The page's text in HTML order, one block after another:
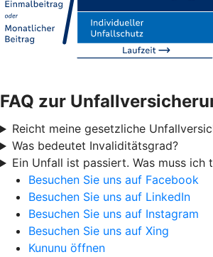
FAQ zur
Reicht meine gesetzliche
Was bedeutet Invaliditätsgrad?
Ein Unfall ist passiert. Was muss ich
Besuchen Sie uns auf Facebook
Besuchen Sie uns auf LinkedIn
Besuchen Sie uns auf Instagram
Besuchen Sie uns auf Xing
Kununu öffnen